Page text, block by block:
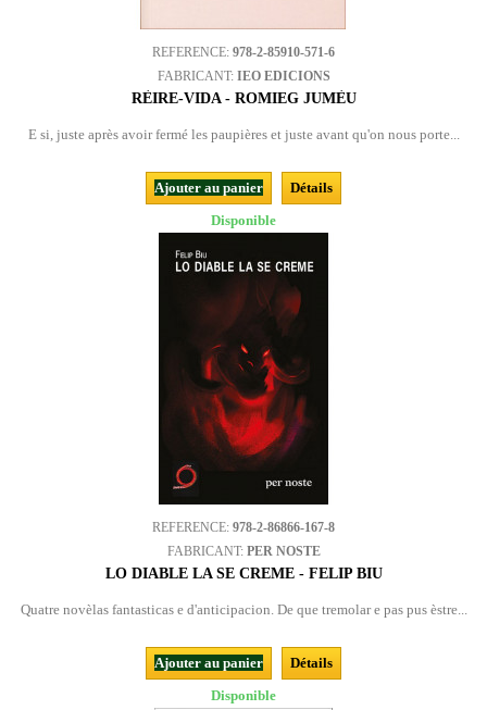
REFERENCE: 978-2-85910-571-6
FABRICANT: IEO EDICIONS
RÈIRE-VIDA - ROMIEG JUMÈU
E si, juste après avoir fermé les paupières et juste avant qu'on nous porte...
Ajouter au panier
Détails
Disponible
REFERENCE: 978-2-86866-167-8
FABRICANT: PER NOSTE
LO DIABLE LA SE CREME - FELIP BIU
Quatre novèlas fantasticas e d'anticipacion. De que tremolar e pas pus èstre...
Ajouter au panier
Détails
Disponible